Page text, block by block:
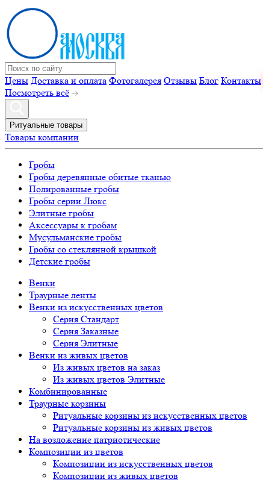
Цены Доставка и оплата Фотогалерея Отзывы Блог Контакты
Посмотреть всё
Ритуальные товары
Товары компании
Гробы
Гробы деревянные обитые тканью
Полированные гробы
Гробы серии Люкс
Элитные гробы
Аксессуары к гробам
Мусульманские гробы
Гробы со стеклянной крышкой
Детские гробы
Венки
Траурные ленты
Венки из искусственных цветов
Серия Стандарт
Серия Заказные
Серия Элитные
Венки из живых цветов
Из живых цветов на заказ
Из живых цветов Элитные
Комбинированные
Траурные корзины
Ритуальные корзины из искусственных цветов
Ритуальные корзины из живых цветов
На возложение патриотические
Композиции из цветов
Композиции из искусственных цветов
Композиции из живых цветов